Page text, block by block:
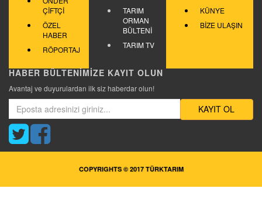
ÇİFTÇİ
ÖZEL
HABER
RÖPORTAJ
TARIM
ORMAN
BÜLTENİ
TARIM TV
KÜNYE
BİZE ULAŞIN
HABER BÜLTENİMİZE KAYIT OLUN
Avantaj ve duyurulardan ilk siz haberdar olun!
KAYIT OL
COPYRIGHTS © 2017 TÜRKTARIM